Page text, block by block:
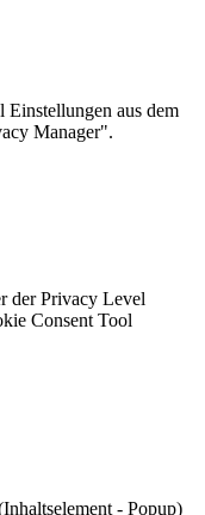
Einstellungen aus dem
Manager".
der Privacy Level
Consent Tool
- Popup)